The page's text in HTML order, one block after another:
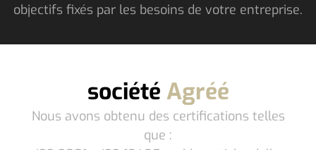
objectifs fixés par les besoins de votre entreprise.
société Agréé
Nous avons obtenu des certifications telles
que :